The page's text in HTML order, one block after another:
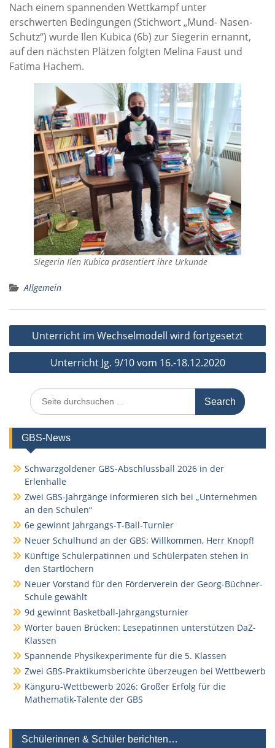
Nach einem spannenden Wettkampf unter
erschwerten Bedingungen (Stichwort „Mund- Nasen-
Schutz“) wurde Ilen Kubica (6b) zur Siegerin ernannt,
auf den nächsten Plätzen folgten Melina Faust und
Fatima Hachem.
Siegerin Ilen Kubica präsentiert ihre Urkunde
Allgemein
Beitragsnavigation
Unterricht im Wechselmodell wird fortgesetzt
Unterricht Jg. 9/10 vom 16.-18.12.2020
Search
for:
GBS-News
Schwarzgoldener GBS-Abschlussball 2026 in der
Erlenhalle
Zwei GBS-Jahrgänge informieren sich bei „Unternehmen
an den Schulen“
6e gewinnt Jahrgangs-T-Ball-Turnier
Neuer Schulhund an der GBS: Willkommen, Herr Knopf!
Künftige Schülerpatinnen und Schülerpaten stehen in
den Startlöchern
Neuer Vorstand für den Förderverein der Georg-Büchner-
Schule gewählt
9d gewinnt Basketball-Jahrgangsturnier
Wörter bauen Brücken: Lesepatinnen unterstützen DaZ-
Klassen
Spannende Physikexperimente für die 5. Klassen
Zwei GBS-Praktikumsberichte überzeugen bei Wettbewerb
Känguru-Wettbewerb 2026: Großer Erfolg für die
Mathematik-Talente der GBS
Schülerinnen & Schüler berichten…